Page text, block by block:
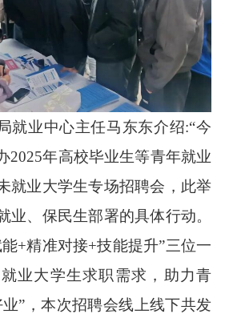
就业中心主任马东东介绍:“今
2025年高校毕业生等青年就业
就业大学生专场招聘会，此举
业、保民生部署的具体行动。
+精准对接+技能提升”三位一
业大学生求职需求，助力青
”，本次招聘会线上线下共发